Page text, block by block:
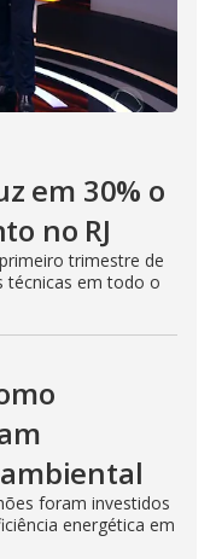
em 30% o
no RJ
trimestre de
técnicas em todo o
foram investidos
energética em